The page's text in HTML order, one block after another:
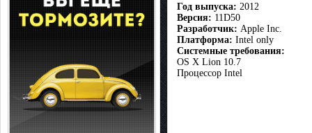
Год выпуска: 2012
Версия: 11D50
Разработчик: Apple Inc.
Платформа: Intel only
Системные требования:
OS X Lion 10.7
Процессор Intel